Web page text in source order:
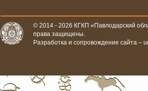
© 2014 - 2026 КГКП «Павлодарский
права защищены.
Разработка и сопровождение сайта –